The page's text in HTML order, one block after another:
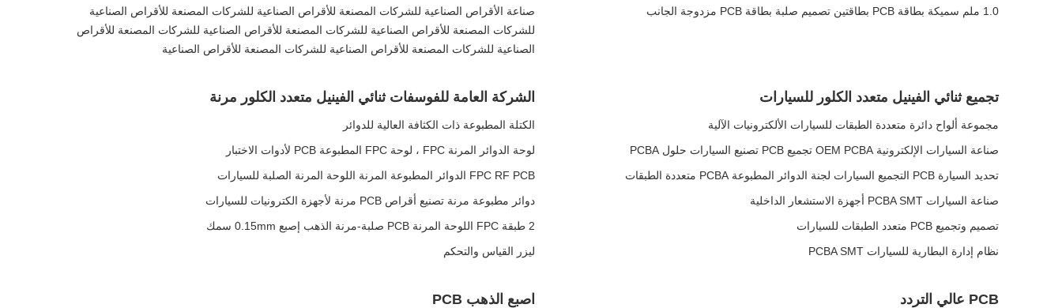
1.0 ملم سميكة بطاقة PCB بطاقتين تصميم صلبة بطاقة PCB مزدوجة الجانب
صناعة الأقراص الصناعية للشركات المصنعة للأقراص الصناعية للشركات المصنعة للأقراص الصناعية
للشركات المصنعة للأقراص الصناعية للشركات المصنعة للأقراص الصناعية للشركات المصنعة للأقراص
الصناعية للشركات المصنعة للأقراص الصناعية للشركات المصنعة للأقراص الصناعية
تجميع ثنائي الفينيل متعدد الكلور للسيارات
مجموعة ألواح دائرة متعددة الطبقات للسيارات الألكترونيات الآلية
صناعة السيارات الإلكترونية OEM PCBA تجميع PCB تصنيع السيارات حلول PCBA
تحديد السيارة PCB التجميع السيارات لجنة الدوائر المطبوعة PCBA متعددة الطبقات
صناعة السيارات PCBA SMT أجهزة الاستشعار الداخلية
تصميم وتجميع PCB متعدد الطبقات للسيارات
نظام إدارة البطارية للسيارات PCBA SMT
الشركة العامة للفوسفات ثنائي الفينيل متعدد الكلور مرنة
الكتلة المطبوعة ذات الكثافة العالية للدوائر
لوحة الدوائر المرنة FPC ، لوحة FPC المطبوعة PCB لأدوات الاختبار
FPC RF PCB الدوائر المطبوعة المرنة اللوحة المرنة الصلبة للسيارات
دوائر مطبوعة مرنة تصنيع أقراص PCB مرنة لأجهزة الكترونيات للسيارات
2 طبقة FPC اللوحة المرنة PCB صلبة-مرنة الذهب إصبع 0.15mm سمك
ليزر القياس والتحكم
PCB عالي التردد اصبع الذهب PCB